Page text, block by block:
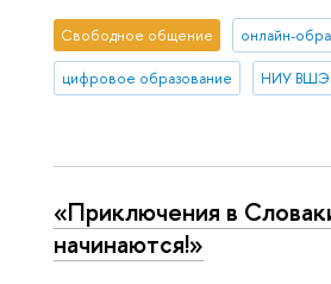
Свободное общение онлайн-
цифровое образование НИУ ВШЭ
«Приключения в
начинаются!»